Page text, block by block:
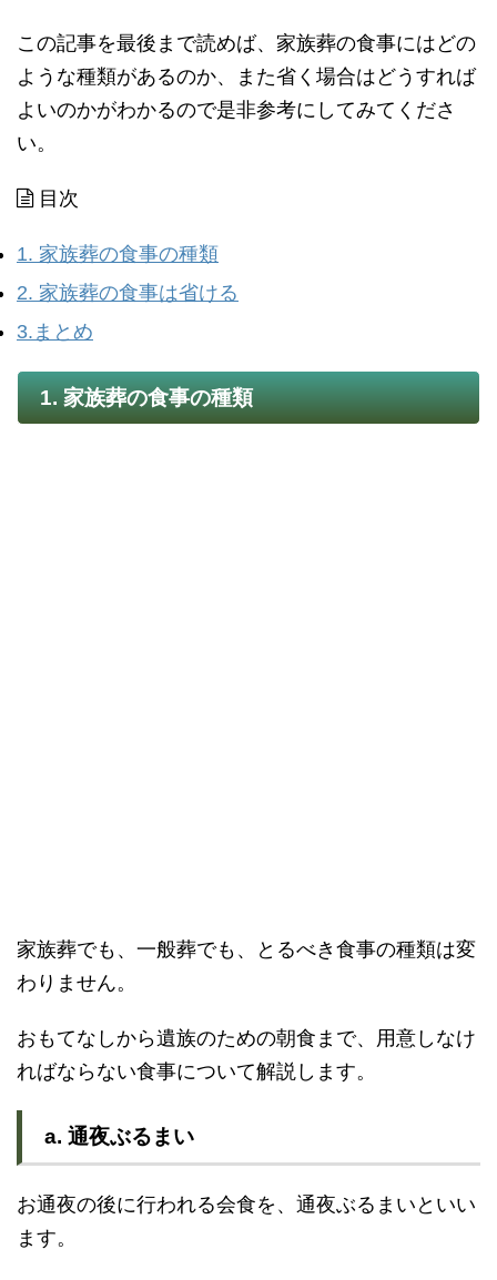
この記事を最後まで読めば、家族葬の食事にはどの
ような種類があるのか、また省く場合はどうすれば
よいのかがわかるので是非参考にしてみてくださ
い。
目次
1. 家族葬の食事の種類
2. 家族葬の食事は省ける
3.まとめ
1. 家族葬の食事の種類
家族葬でも、一般葬でも、とるべき食事の種類は変
わりません。
おもてなしから遺族のための朝食まで、用意しなけ
ればならない食事について解説します。
a. 通夜ぶるまい
お通夜の後に行われる会食を、通夜ぶるまいといい
ます。